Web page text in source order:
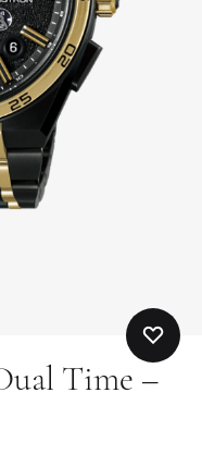
Time –